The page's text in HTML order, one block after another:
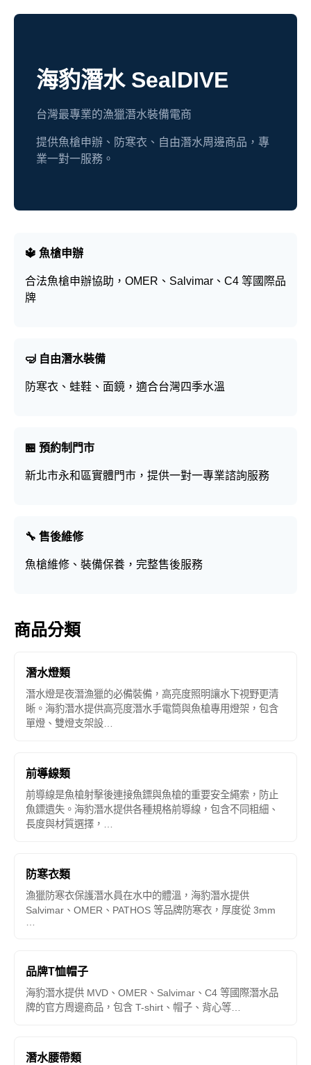
海豹潛水 SealDIVE
台灣最專業的漁獵潛水裝備電商
提供魚槍申辦、防寒衣、自由潛水周邊商品，專
業一對一服務。
🔱 魚槍申辦
合法魚槍申辦協助，OMER、Salvimar、C4 等國際品
牌
🤿 自由潛水裝備
防寒衣、蛙鞋、面鏡，適合台灣四季水溫
🏪 預約制門市
新北市永和區實體門市，提供一對一專業諮詢服務
🔧 售後維修
魚槍維修、裝備保養，完整售後服務
商品分類
潛水燈類
潛水燈是夜潛漁獵的必備裝備，高亮度照明讓水下視野更清
晰。海豹潛水提供高亮度潛水手電筒與魚槍專用燈架，包含
單燈、雙燈支架設…
前導線類
前導線是魚槍射擊後連接魚鏢與魚槍的重要安全繩索，防止
魚鏢遺失。海豹潛水提供各種規格前導線，包含不同粗細、
長度與材質選擇，…
防寒衣類
漁獵防寒衣保護潛水員在水中的體溫，海豹潛水提供
Salvimar、OMER、PATHOS 等品牌防寒衣，厚度從 3mm
…
品牌T恤帽子
海豹潛水提供 MVD、OMER、Salvimar、C4 等國際潛水品
牌的官方周邊商品，包含 T-shirt、帽子、背心等…
潛水腰帶類